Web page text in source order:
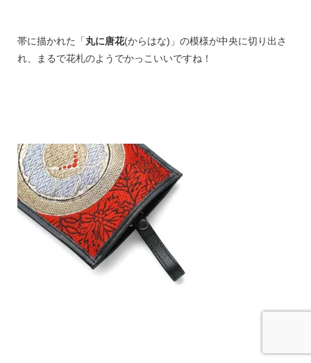
帯に描かれた「丸に唐花(からはな)」の模様が中央に切り出さ
れ、まるで花札のようでかっこいいですね！